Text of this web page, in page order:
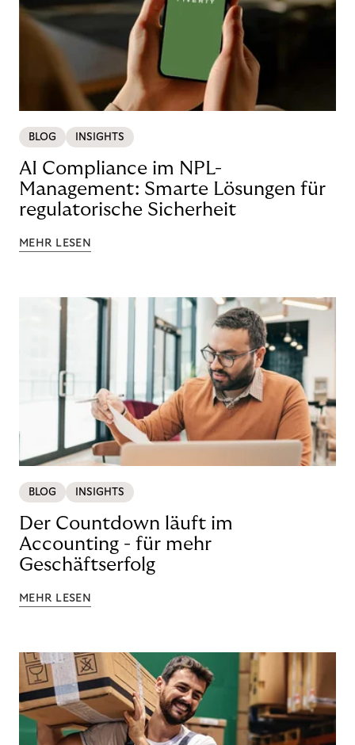
BLOG INSIGHTS
AI Compliance im NPL-
Management: Smarte Lösungen für
regulatorische Sicherheit
MEHR LESEN
BLOG INSIGHTS
Der Countdown läuft im
Accounting - für mehr
Geschäftserfolg
MEHR LESEN